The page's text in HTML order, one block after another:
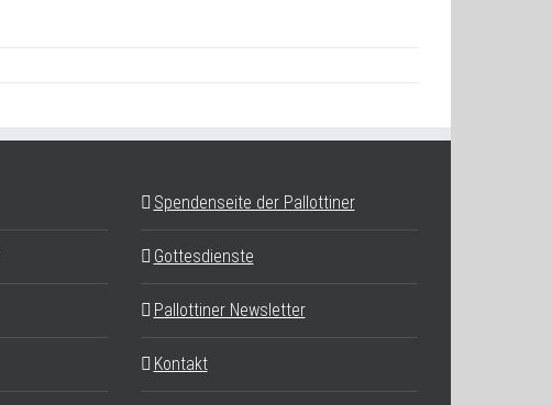
Spendenseite der Pallottiner
Gottesdienste
Pallottiner Newsletter
Kontakt